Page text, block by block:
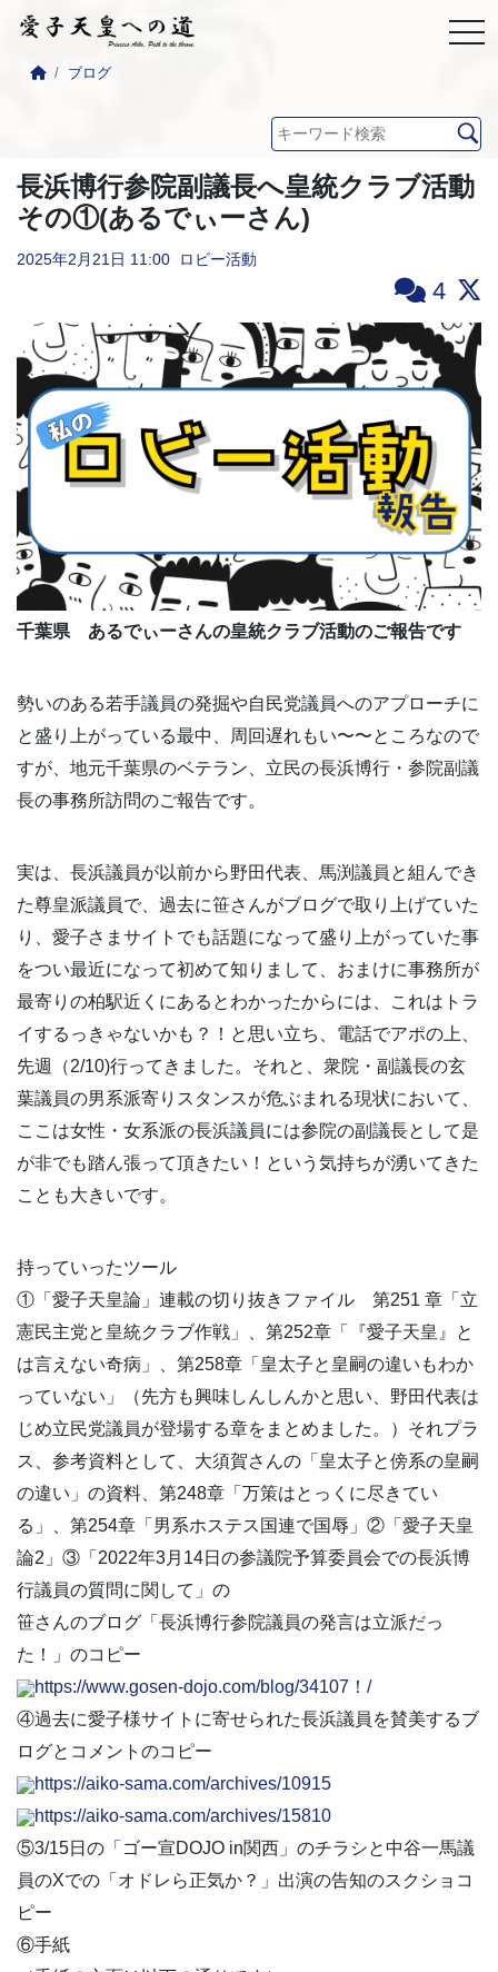
ブログ
長浜博行参院副議長へ皇統クラブ活動
その①(あるでぃーさん)
2025年2月21日 11:00 ロビー活動
4
千葉県 あるでぃーさんの皇統クラブ活動のご報告です
勢いのある若手議員の発掘や自民党議員へのアプローチに
と盛り上がっている最中、周回遅れもい〜〜ところなので
すが、地元千葉県のベテラン、立民の長浜博行・参院副議
長の事務所訪問のご報告です。
実は、長浜議員が以前から野田代表、馬渕議員と組んでき
た尊皇派議員で、過去に笹さんがブログで取り上げていた
り、愛子さまサイトでも話題になって盛り上がっていた事
をつい最近になって初めて知りまして、おまけに事務所が
最寄りの柏駅近くにあるとわかったからには、これはトラ
イするっきゃないかも？！と思い立ち、電話でアポの上、
先週（2/10)行ってきました。それと、衆院・副議長の玄
葉議員の男系派寄りスタンスが危ぶまれる現状において、
ここは女性・女系派の長浜議員には参院の副議長として是
が非でも踏ん張って頂きたい！という気持ちが湧いてきた
ことも大きいです。
持っていったツール
①「愛子天皇論」連載の切り抜きファイル 第251 章「立
憲民主党と皇統クラブ作戦」、第252章「『愛子天皇』と
は言えない奇病」、第258章「皇太子と皇嗣の違いもわか
っていない」（先方も興味しんしんかと思い、野田代表は
じめ立民党議員が登場する章をまとめました。）それプラ
ス、参考資料として、大須賀さんの「皇太子と傍系の皇嗣
の違い」の資料、第248章「万策はとっくに尽きてい
る」、第254章「男系ホステス国連で国辱」②「愛子天皇
論2」③「2022年3月14日の参議院予算委員会での長浜博
行議員の質問に関して」の
笹さんのブログ「長浜博行参院議員の発言は立派だっ
た！」のコピー
https://www.gosen-dojo.com/blog/34107！/
④過去に愛子様サイトに寄せられた長浜議員を賛美するブ
ログとコメントのコピー
https://aiko-sama.com/archives/10915
https://aiko-sama.com/archives/15810
⑤3/15日の「ゴー宣DOJO in関西」のチラシと中谷一馬議
員のXでの「オドレら正気か？」出演の告知のスクショコ
ピー
⑥手紙